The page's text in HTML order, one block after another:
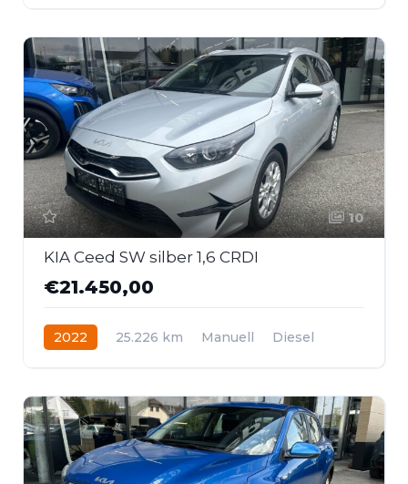
10
KIA Ceed SW silber 1,6 CRDI
€21.450,00
2022 25.226 km Manuell
Diesel